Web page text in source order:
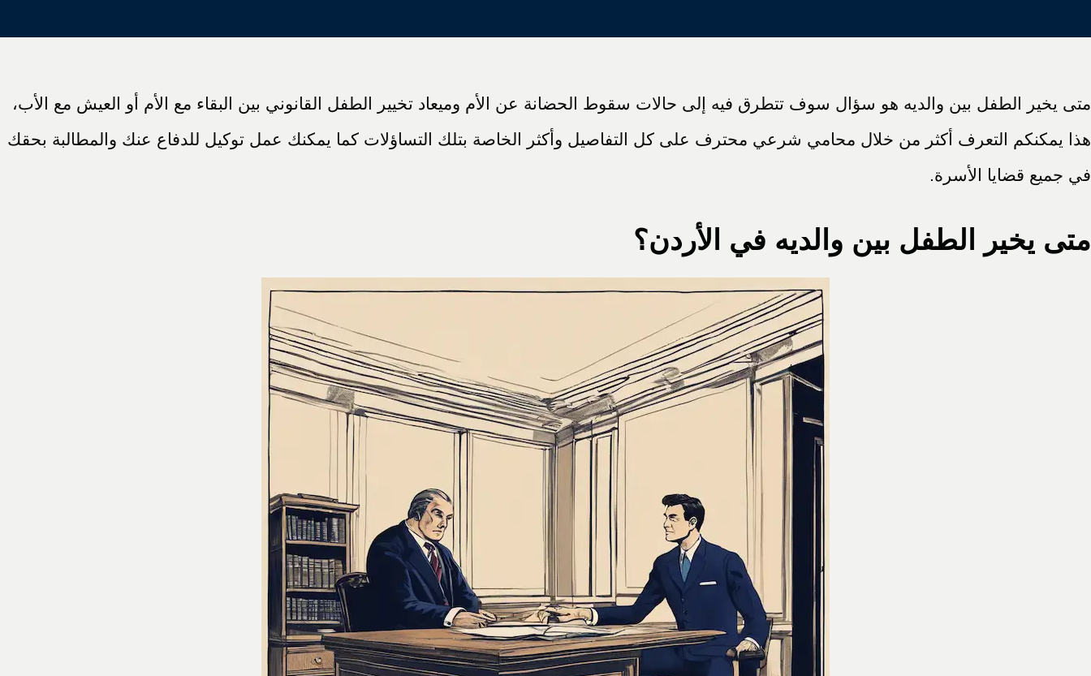
متى يخير الطفل بين والديه هو سؤال سوف تتطرق فيه إلى حالات سقوط الحضانة عن الأم وميعاد تخيير الطفل القانوني بين البقاء مع الأم أو العيش مع الأب،
هذا يمكنكم التعرف أكثر من خلال محامي شرعي محترف على كل التفاصيل وأكثر الخاصة بتلك التساؤلات كما يمكنك عمل توكيل للدفاع عنك والمطالبة بحقك
في جميع قضايا الأسرة.
متى يخير الطفل بين والديه في الأردن؟